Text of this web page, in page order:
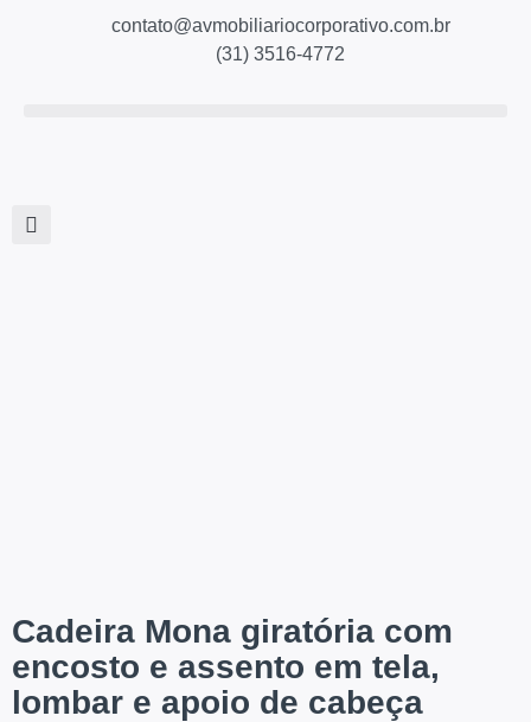
contato@avmobiliariocorporativo.com.br
(31) 3516-4772
Cadeira Mona giratória com
encosto e assento em tela,
lombar e apoio de cabeça